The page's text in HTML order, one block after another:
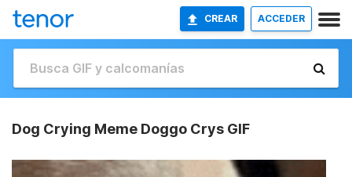
CREAR ACCEDER
Dog Crying Meme Doggo Crys GIF